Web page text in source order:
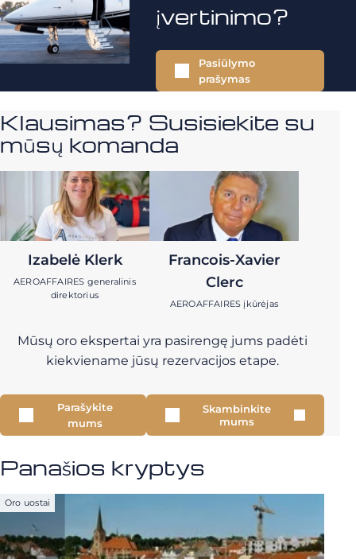
įvertinimo?
Pasiūlymo
prašymas
Klausimas? Susisiekite su
mūsų komanda
Izabelė Klerk
AEROAFFAIRES generalinis
direktorius
Francois-Xavier
Clerc
AEROAFFAIRES įkūrėjas
Mūsų oro ekspertai yra pasirengę jums padėti
kiekviename jūsų rezervacijos etape.
Parašykite
mums
Skambinkite
mums
Panašios kryptys
Oro uostai